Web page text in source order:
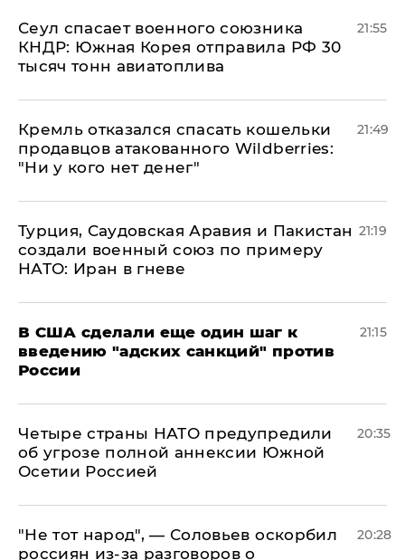
​Сеул спасает военного союзника
КНДР: Южная Корея отправила РФ 30
тысяч тонн авиатоплива
21:55
Кремль отказался спасать кошельки
продавцов атакованного Wildberries:
"Ни у кого нет денег"
21:49
Турция, Саудовская Аравия и Пакистан
создали военный союз по примеру
НАТО: Иран в гневе
21:19
В США сделали еще один шаг к
введению "адских санкций" против
России
21:15
Четыре страны НАТО предупредили
об угрозе полной аннексии Южной
Осетии Россией
20:35
​"Не тот народ", — Соловьев оскорбил
россиян из-за разговоров о
20:28